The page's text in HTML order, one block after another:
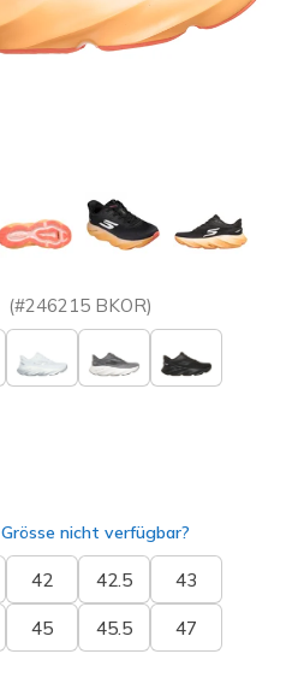
(#246215 BKOR)
Grösse nicht verfügbar?
42 42.5 43
45 45.5 47